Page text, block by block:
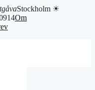
Stockholm ☀
Om